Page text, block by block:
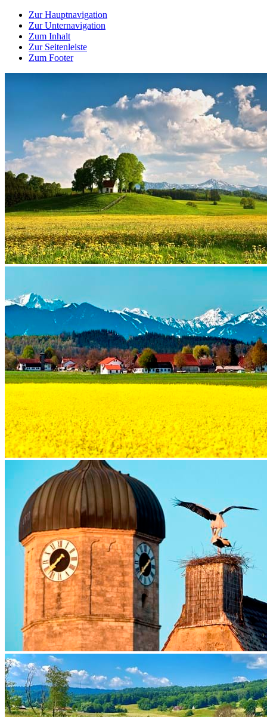
Zur Hauptnavigation
Zur Unternavigation
Zum Inhalt
Zur Seitenleiste
Zum Footer